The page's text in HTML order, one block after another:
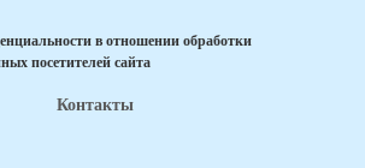
в отношении обработки
посетителей сайта
Контакты